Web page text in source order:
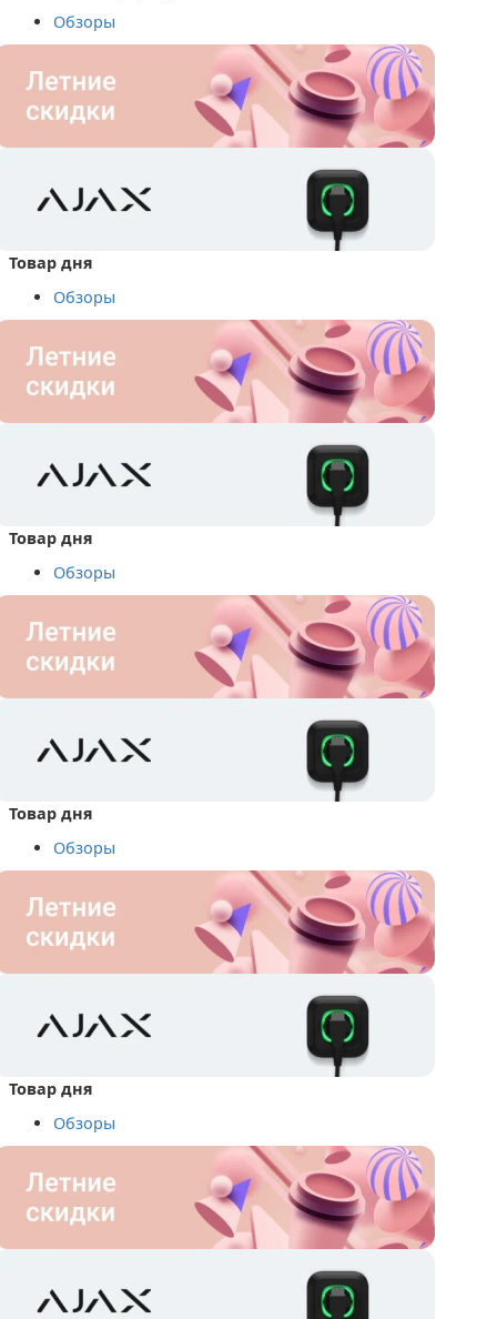
Обзоры
Товар дня
Обзоры
Товар дня
Обзоры
Товар дня
Обзоры
Товар дня
Обзоры